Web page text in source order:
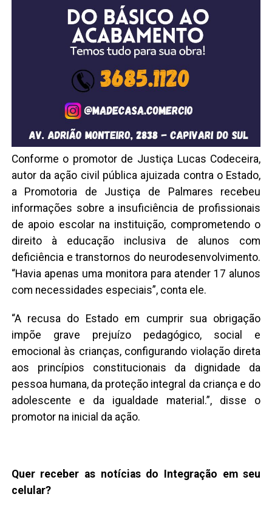
Conforme o promotor de Justiça Lucas Codeceira,
autor da ação civil pública ajuizada contra o Estado,
a Promotoria de Justiça de Palmares recebeu
informações sobre a insuficiência de profissionais
de apoio escolar na instituição, comprometendo o
direito à educação inclusiva de alunos com
deficiência e transtornos do neurodesenvolvimento.
“Havia apenas uma monitora para atender 17 alunos
com necessidades especiais”, conta ele.
“A recusa do Estado em cumprir sua obrigação
impõe grave prejuízo pedagógico, social e
emocional às crianças, configurando violação direta
aos princípios constitucionais da dignidade da
pessoa humana, da proteção integral da criança e do
adolescente e da igualdade material.”, disse o
promotor na inicial da ação.
Quer receber as notícias do Integração em seu
celular?